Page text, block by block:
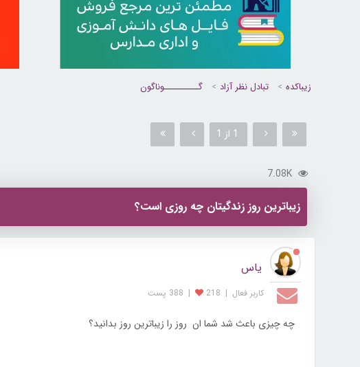
زیباکده تبادل نظر آزاد گــــــــــوناگون
1 از 1
7.08K
زیباترین روز زندگیتان چه روزی است؟
یاس
کاربر فعال |
218
| 388 پست
چه چیزی باعث شد شما ان روز را زیباترین روز بدانید؟